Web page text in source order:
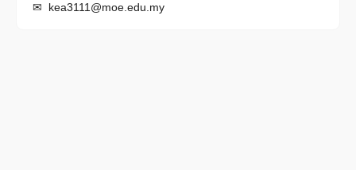
kea3111@moe.edu.my